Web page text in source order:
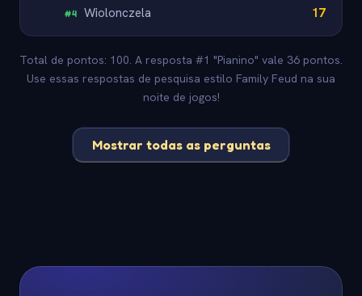
#4 Wiolonczela 17
Total de pontos: 100. A resposta #1 "Pianino" vale 36 pontos.
Use essas respostas de pesquisa estilo Family Feud na sua
noite de jogos!
Mostrar todas as perguntas